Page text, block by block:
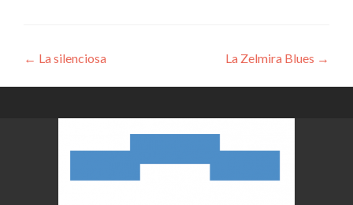
Navegación
de
entradas
← La silenciosa La Zelmira Blues →